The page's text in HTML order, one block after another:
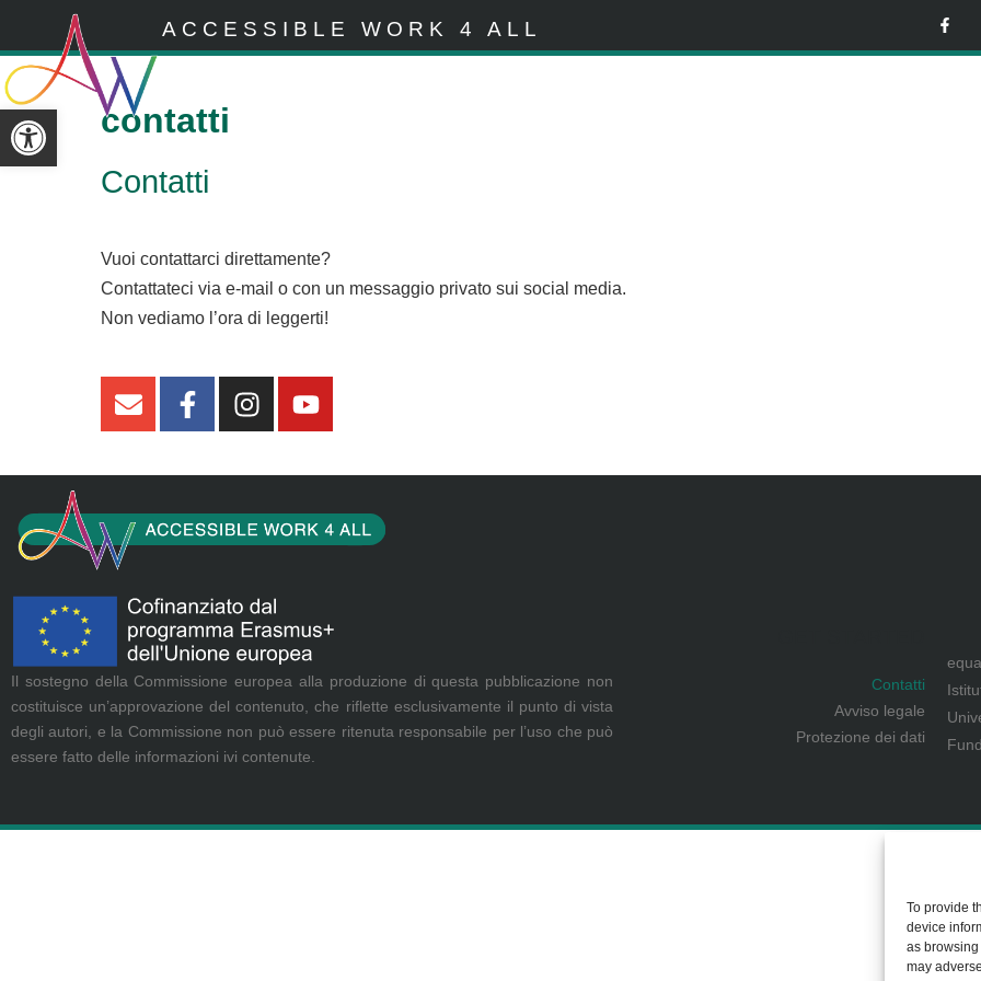
Apri la barra degli strumenti
To provide
device
as
may
ACCESSIBLE WORK 4 ALL
contatti
Contatti
Vuoi contattarci direttamente?
Contattateci via e-mail o con un messaggio privato sui social media.
Non vediamo l’ora di leggerti!
Il sostegno della Commissione europea alla produzione di questa pubblicazione non
costituisce un’approvazione del contenuto, che riflette esclusivamente il punto di vista
degli autori, e la Commissione non può essere ritenuta responsabile per l’uso che può
essere fatto delle informazioni ivi contenute.
Contatti
Avviso legale
Protezione dei dati